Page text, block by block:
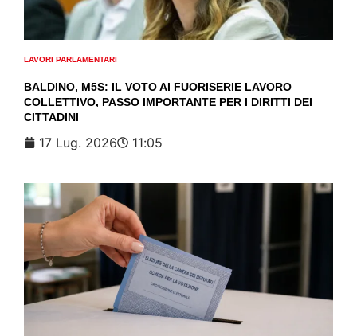
LAVORI PARLAMENTARI
BALDINO, M5S: IL VOTO AI FUORISERIE LAVORO
COLLETTIVO, PASSO IMPORTANTE PER I DIRITTI DEI
CITTADINI
17 Lug. 2026 11:05